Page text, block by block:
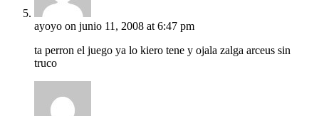
ayoyo on junio 11, 2008 at 6:47 pm
ta perron el juego ya lo kiero tene y ojala zalga arceus sin
truco